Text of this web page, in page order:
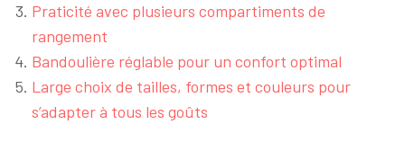
Praticité avec plusieurs compartiments de
rangement
Bandoulière réglable pour un confort optimal
Large choix de tailles, formes et couleurs pour
s’adapter à tous les goûts